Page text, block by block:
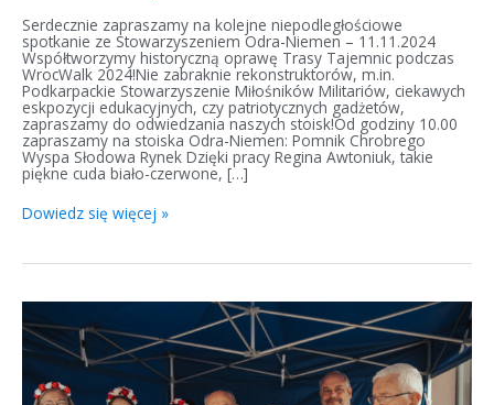
Serdecznie zapraszamy na kolejne niepodległościowe
spotkanie ze Stowarzyszeniem Odra-Niemen – 11.11.2024
Współtworzymy historyczną oprawę Trasy Tajemnic podczas
WrocWalk 2024!Nie zabraknie rekonstruktorów, m.in.
Podkarpackie Stowarzyszenie Miłośników Militariów, ciekawych
eskpozycji edukacyjnych, czy patriotycznych gadżetów,
zapraszamy do odwiedzania naszych stoisk!Od godziny 10.00
zapraszamy na stoiska Odra-Niemen: Pomnik Chrobrego
Wyspa Słodowa Rynek Dzięki pracy Regina Awtoniuk, takie
piękne cuda biało-czerwone, […]
Dowiedz się więcej »
Święto
Niepodległości